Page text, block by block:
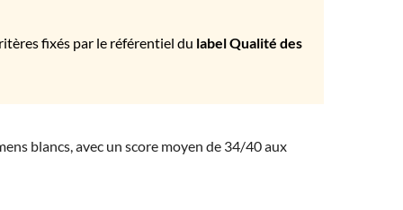
fixés par le référentiel du label Qualité des
blancs, avec un score moyen de 34/40 aux